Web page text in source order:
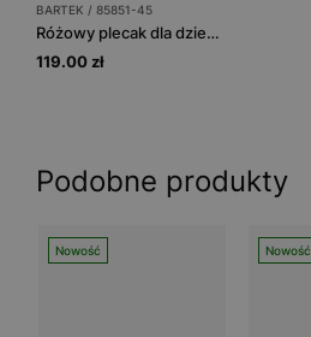
BARTEK / 85851-45
Różowy plecak dla dziewczynki z białym misiem 2w1 BARTEK 85851-45
119.00 zł
Podobne produkty
Nowość Nowość